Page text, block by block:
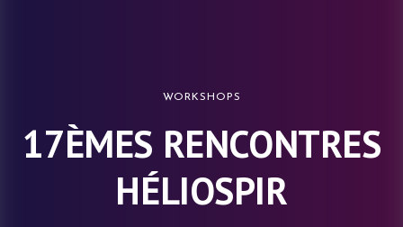
WORKSHOPS
17ÈMES RENCONTRES
HÉLIOSPIR